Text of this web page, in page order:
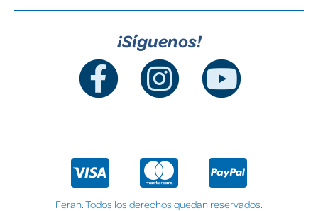
¡Síguenos!
Feran. Todos los derechos quedan reservados.